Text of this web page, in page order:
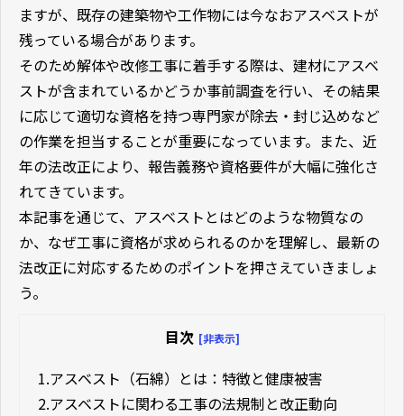
ますが、既存の建築物や工作物には今なおアスベストが
残っている場合があります。
そのため解体や改修工事に着手する際は、建材にアスベ
ストが含まれているかどうか事前調査を行い、その結果
に応じて適切な資格を持つ専門家が除去・封じ込めなど
の作業を担当することが重要になっています。また、近
年の法改正により、報告義務や資格要件が大幅に強化さ
れてきています。
本記事を通じて、アスベストとはどのような物質なの
か、なぜ工事に資格が求められるのかを理解し、最新の
法改正に対応するためのポイントを押さえていきましょ
う。
目次 [非表示]
1.アスベスト（石綿）とは：特徴と健康被害
2.アスベストに関わる工事の法規制と改正動向